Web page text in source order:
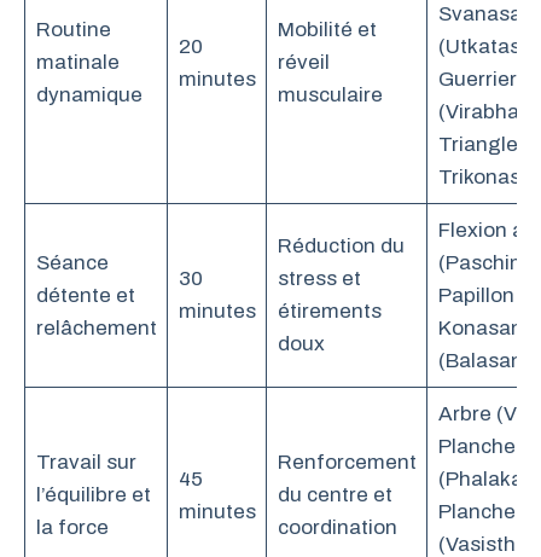
Routine
matinale
dynamique
20
minutes
Mobilité et
réveil
musculaire
Guerrier I
Triangle
Séance
détente et
relâchement
30
minutes
Réduction du
stress et
étirements
doux
Flexion
Papillon
Travail sur
l’équilibre et
la force
45
minutes
Renforcement
du centre et
coordination
Arbre
Planche
Planche